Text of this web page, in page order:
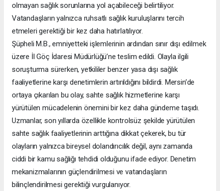
olmayan sağlık sorunlarına yol açabileceği belirtiliyor.
Vatandaşların yalnızca ruhsatlı sağlık kuruluşlarını tercih
etmeleri gerektiği bir kez daha hatırlatılıyor.
Şüpheli M.B., emniyetteki işlemlerinin ardından sınır dışı edilmek
üzere İl Göç İdaresi Müdürlüğü’ne teslim edildi. Olayla ilgili
soruşturma sürerken, yetkililer benzer yasa dışı sağlık
faaliyetlerine karşı denetimlerin artırıldığını bildirdi. Mersin’de
ortaya çıkarılan bu olay, sahte sağlık hizmetlerine karşı
yürütülen mücadelenin önemini bir kez daha gündeme taşıdı.
Uzmanlar, son yıllarda özellikle kontrolsüz şekilde yürütülen
sahte sağlık faaliyetlerinin arttığına dikkat çekerek, bu tür
olayların yalnızca bireysel dolandırıcılık değil, aynı zamanda
ciddi bir kamu sağlığı tehdidi olduğunu ifade ediyor. Denetim
mekanizmalarının güçlendirilmesi ve vatandaşların
bilinçlendirilmesi gerektiği vurgulanıyor.